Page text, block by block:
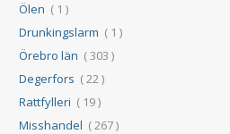
Ölen ( 1 )
Drunkingslarm ( 1 )
Örebro län ( 303 )
Degerfors ( 22 )
Rattfylleri ( 19 )
Misshandel ( 267 )